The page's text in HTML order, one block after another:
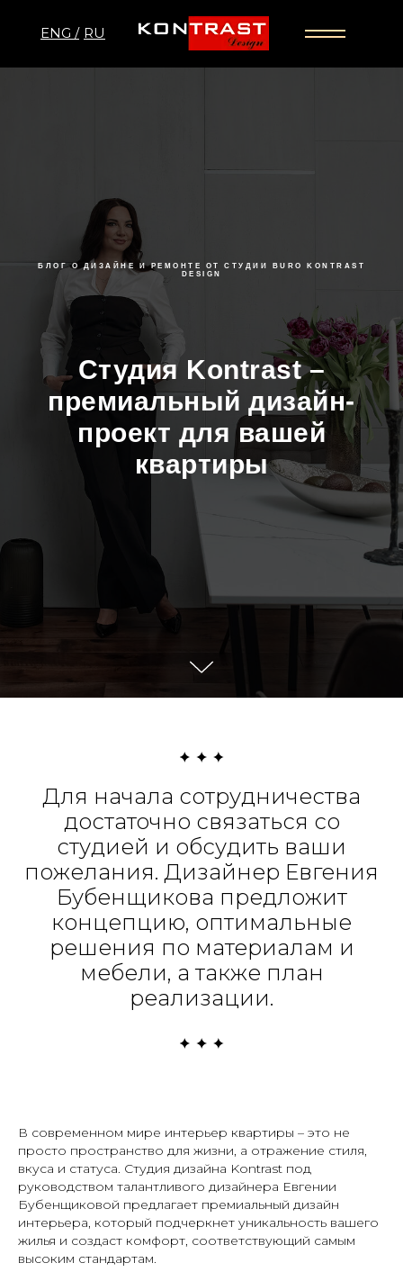
ENG / RU
БЛОГ О ДИЗАЙНЕ И РЕМОНТЕ ОТ СТУДИИ BURO KONTRAST
DESIGN
Студия Kontrast –
премиальный дизайн-
проект для вашей
квартиры
Для начала сотрудничества
достаточно связаться со
студией и обсудить ваши
пожелания. Дизайнер Евгения
Бубенщикова предложит
концепцию, оптимальные
решения по материалам и
мебели, а также план
реализации.
В современном мире интерьер квартиры – это не
просто пространство для жизни, а отражение стиля,
вкуса и статуса. Студия дизайна Kontrast под
руководством талантливого дизайнера Евгении
Бубенщиковой предлагает премиальный дизайн
интерьера, который подчеркнет уникальность вашего
жилья и создаст комфорт, соответствующий самым
высоким стандартам.